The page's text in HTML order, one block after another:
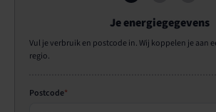
Je energiegegevens
Vul je verbruik en postcode in. Wij koppelen je aan
regio.
Postcode*